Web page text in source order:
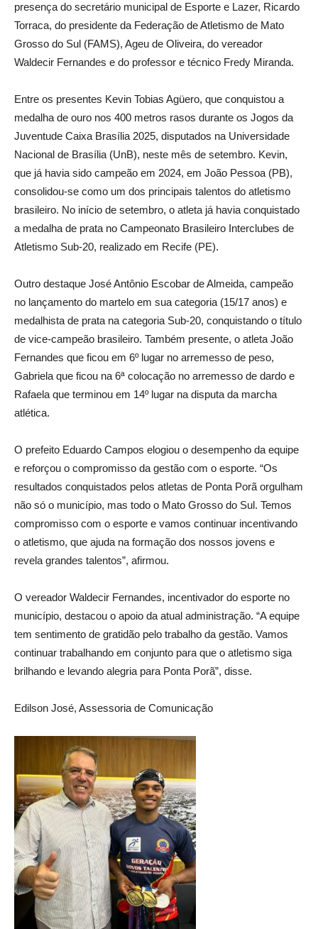
presença do secretário municipal de Esporte e Lazer, Ricardo
Torraca, do presidente da Federação de Atletismo de Mato
Grosso do Sul (FAMS), Ageu de Oliveira, do vereador
Waldecir Fernandes e do professor e técnico Fredy Miranda.
Entre os presentes Kevin Tobias Agüero, que conquistou a
medalha de ouro nos 400 metros rasos durante os Jogos da
Juventude Caixa Brasília 2025, disputados na Universidade
Nacional de Brasília (UnB), neste mês de setembro. Kevin,
que já havia sido campeão em 2024, em João Pessoa (PB),
consolidou-se como um dos principais talentos do atletismo
brasileiro. No início de setembro, o atleta já havia conquistado
a medalha de prata no Campeonato Brasileiro Interclubes de
Atletismo Sub-20, realizado em Recife (PE).
Outro destaque José Antônio Escobar de Almeida, campeão
no lançamento do martelo em sua categoria (15/17 anos) e
medalhista de prata na categoria Sub-20, conquistando o título
de vice-campeão brasileiro. Também presente, o atleta João
Fernandes que ficou em 6º lugar no arremesso de peso,
Gabriela que ficou na 6ª colocação no arremesso de dardo e
Rafaela que terminou em 14º lugar na disputa da marcha
atlética.
O prefeito Eduardo Campos elogiou o desempenho da equipe
e reforçou o compromisso da gestão com o esporte. “Os
resultados conquistados pelos atletas de Ponta Porã orgulham
não só o município, mas todo o Mato Grosso do Sul. Temos
compromisso com o esporte e vamos continuar incentivando
o atletismo, que ajuda na formação dos nossos jovens e
revela grandes talentos”, afirmou.
O vereador Waldecir Fernandes, incentivador do esporte no
município, destacou o apoio da atual administração. “A equipe
tem sentimento de gratidão pelo trabalho da gestão. Vamos
continuar trabalhando em conjunto para que o atletismo siga
brilhando e levando alegria para Ponta Porã”, disse.
Edilson José, Assessoria de Comunicação